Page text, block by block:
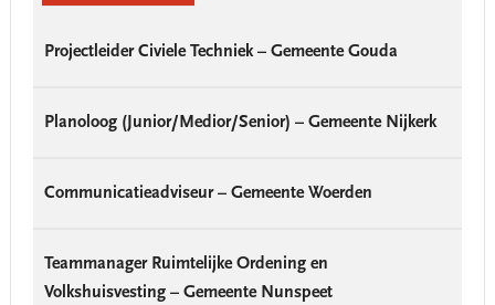
Projectleider Civiele Techniek – Gemeente Gouda
Planoloog (Junior/Medior/Senior) – Gemeente Nijkerk
Communicatieadviseur – Gemeente Woerden
Teammanager Ruimtelijke Ordening en
Volkshuisvesting – Gemeente Nunspeet